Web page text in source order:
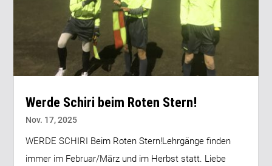
Werde Schiri beim Roten Stern!
Nov. 17, 2025
WERDE SCHIRI Beim Roten Stern!Lehrgänge finden
immer im Februar/März und im Herbst statt. Liebe